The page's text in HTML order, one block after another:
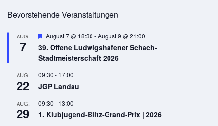
Bevorstehende Veranstaltungen
AUG.
7
Hervorgehoben
August 7 @ 18:30 -August 9 @ 21:00
39. Offene Ludwigshafener Schach-
Stadtmeisterschaft 2026
AUG.
22
09:30 - 17:00
JGP Landau
AUG.
29
09:30 - 13:00
1. Klubjugend-Blitz-Grand-Prix | 2026